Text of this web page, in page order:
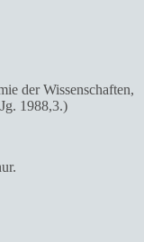
der Wissenschaften,
1988,3.)